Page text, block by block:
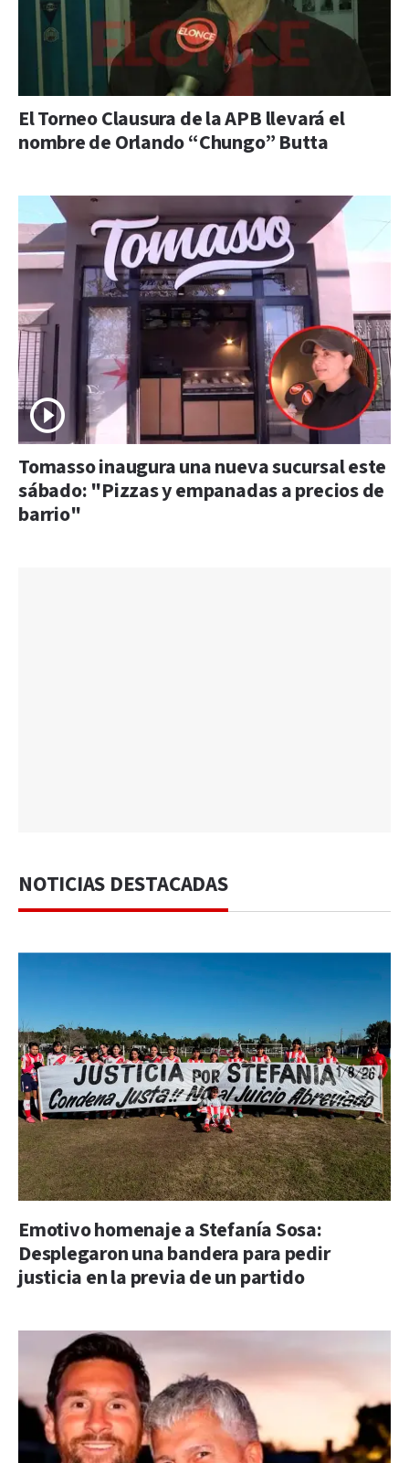
El Torneo Clausura de la APB llevará el
nombre de Orlando “Chungo” Butta
Tomasso inaugura una nueva sucursal este
sábado: "Pizzas y empanadas a precios de
barrio"
NOTICIAS DESTACADAS
Emotivo homenaje a Stefanía Sosa:
Desplegaron una bandera para pedir
justicia en la previa de un partido